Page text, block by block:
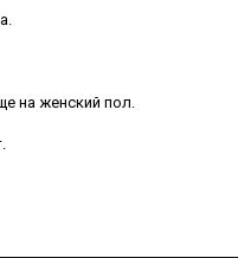
на женский пол.